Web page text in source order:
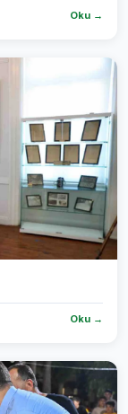
Oku →
Oku →